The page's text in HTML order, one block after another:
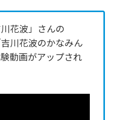
花波」さんの
川花波のかなみん
動画がアップされ